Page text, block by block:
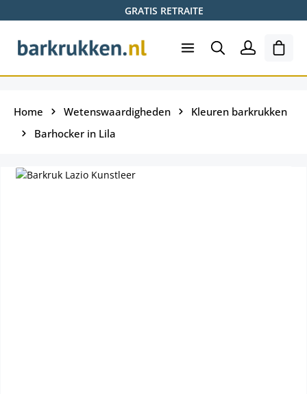
GRATIS RETRAITE
Home Wetenswaardigheden
Kleuren barkrukken
Barhocker in Lila